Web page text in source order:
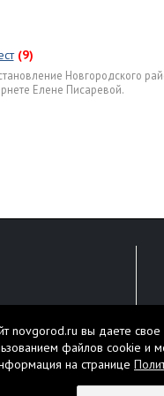
(9)
Новгородского
Елене Писаревой.
novgorod.ru вы даете
файлов cookie и
на странице